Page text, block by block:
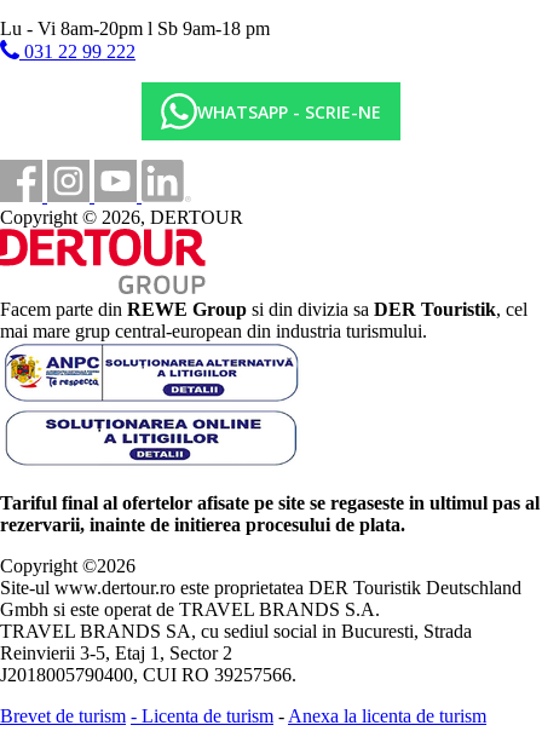
Lu - Vi 8am-20pm l Sb 9am-18 pm
031 22 99 222
WHATSAPP - SCRIE-NE
Copyright © 2026, DERTOUR
Facem parte din REWE Group si din divizia sa DER Touristik, cel
mai mare grup central-european din industria turismului.
Tariful final al ofertelor afisate pe site se regaseste in ultimul pas al
rezervarii, inainte de initierea procesului de plata.
Copyright ©2026
Site-ul www.dertour.ro este proprietatea DER Touristik Deutschland
Gmbh si este operat de TRAVEL BRANDS S.A.
TRAVEL BRANDS SA, cu sediul social in Bucuresti, Strada
Reinvierii 3-5, Etaj 1, Sector 2
J2018005790400, CUI RO 39257566.
Brevet de turism - Licenta de turism - Anexa la licenta de turism